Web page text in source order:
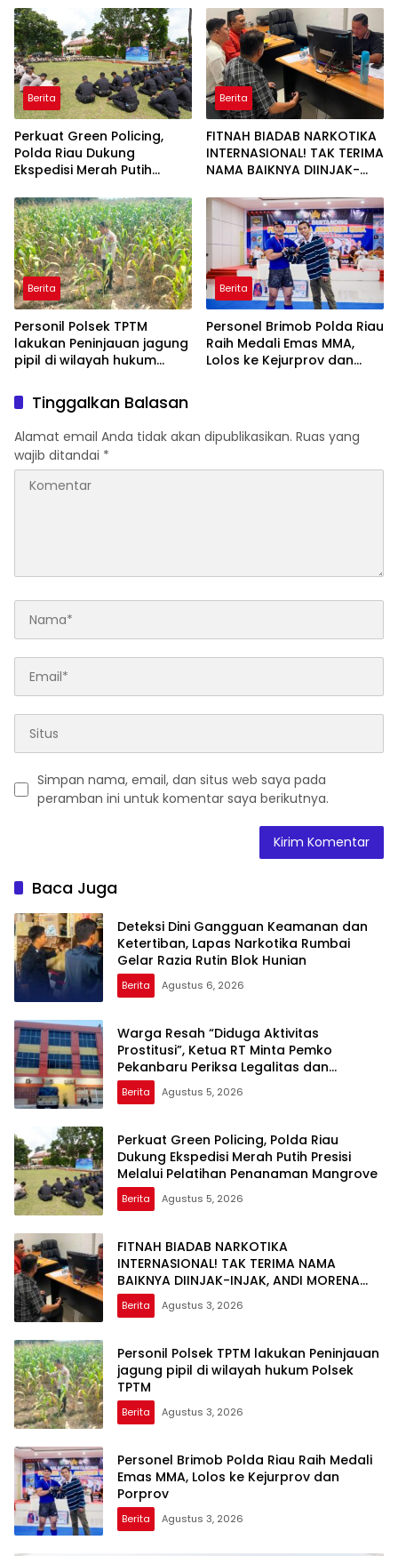
Hunian
Aktivitas Z Homestay di
Jalan Tanjung Datuk
Berita
Perkuat Green Policing,
Polda Riau Dukung
Ekspedisi Merah Putih
Penanaman Mangrove
Berita
FITNAH BIADAB NARKOTIKA
INTERNASIONAL! TAK TERIMA
NAMA BAIKNYA DIINJAK-
DECLARE WAR: SIAP Bantai
DAN SERET AKUN PEMBUNUH
KARAKTER KE PENJARA
POLDA KEPRI!
Berita
Personil Polsek TPTM
lakukan Peninjauan jagung
pipil di wilayah hukum
Berita
Personel Brimob Polda Riau
Raih Medali Emas MMA,
Lolos ke Kejurprov dan
Tinggalkan Balasan
Alamat email Anda tidak akan dipublikasikan. Ruas yang
wajib ditandai *
Simpan nama, email, dan situs web saya pada
peramban ini untuk komentar saya berikutnya.
Baca Juga
Deteksi Dini Gangguan Keamanan dan
Ketertiban, Lapas Narkotika Rumbai
Gelar Razia Rutin Blok Hunian
Berita Agustus 6, 2026
Warga Resah “Diduga Aktivitas
Prostitusi”, Ketua RT Minta Pemko
Pekanbaru Periksa Legalitas dan
Aktivitas Z Homestay di Jalan Tanjung
Datuk
Berita Agustus 5, 2026
Perkuat Green Policing, Polda Riau
Dukung Ekspedisi Merah Putih Presisi
Melalui Pelatihan Penanaman Mangrove
Berita Agustus 5, 2026
FITNAH BIADAB NARKOTIKA
INTERNASIONAL! TAK TERIMA NAMA
BAIKNYA DIINJAK-INJAK, ANDI MORENA
DECLARE WAR: SIAP Bantai DAN SERET
AKUN PEMBUNUH KARAKTER KE PENJARA
Berita Agustus 3, 2026
Personil Polsek TPTM lakukan Peninjauan
jagung pipil di wilayah hukum Polsek
TPTM
Berita Agustus 3, 2026
Personel Brimob Polda Riau Raih Medali
Emas MMA, Lolos ke Kejurprov dan
Porprov
Berita Agustus 3, 2026